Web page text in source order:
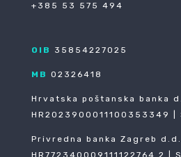
+385 53 575 494
OIB 35854227025
MB 02326418
Hrvatska poštanska banka
HR2023900011100353349 |
Privredna banka Zagreb d.d.